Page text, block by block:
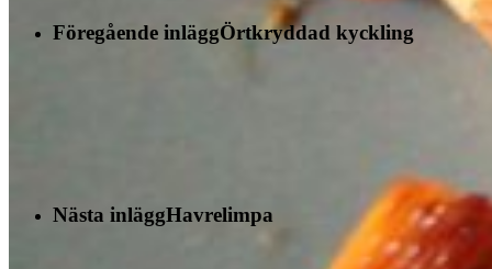
Föregående inläggÖrtkryddad kyckling
Nästa inläggHavrelimpa